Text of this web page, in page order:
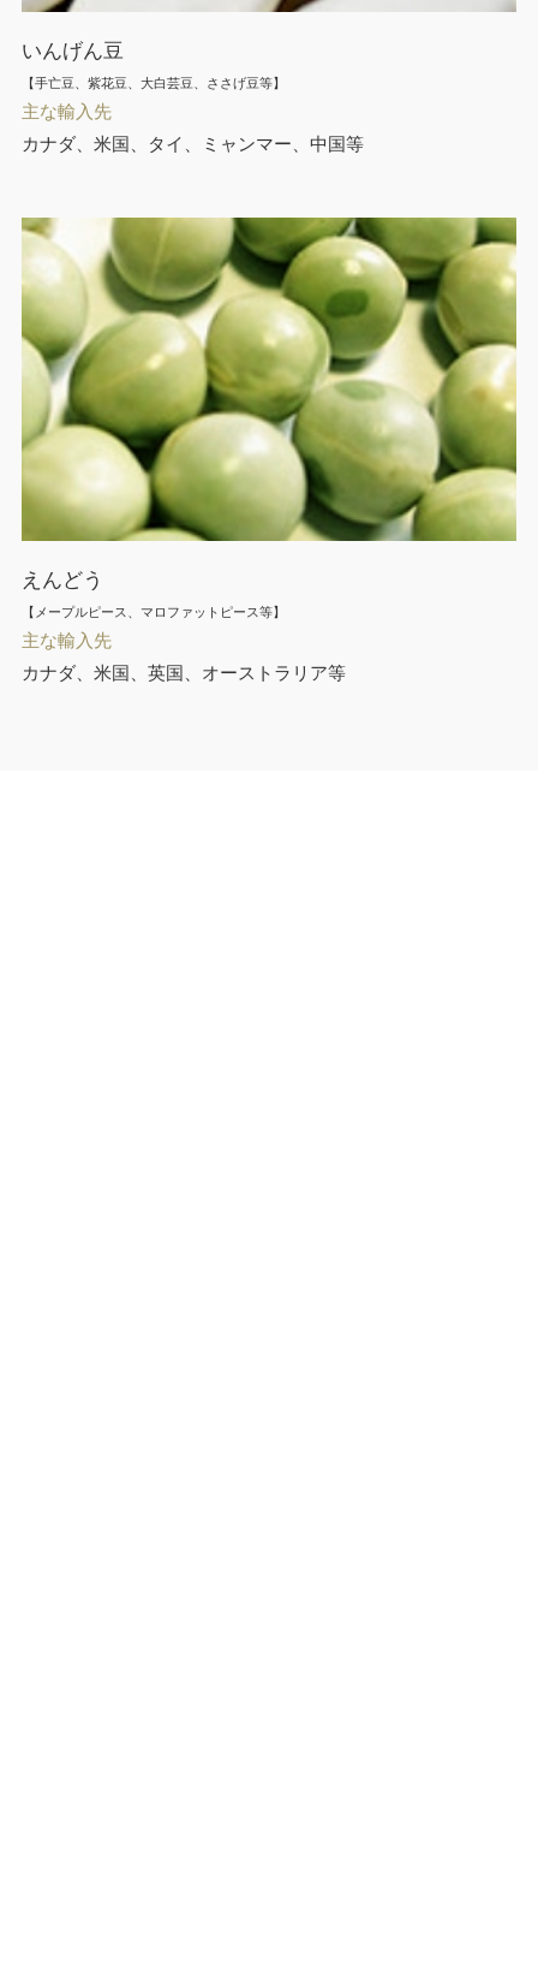
いんげん豆
【手亡豆、紫花豆、大白芸豆、ささげ豆等】
主な輸入先
カナダ、米国、タイ、ミャンマー、中国等
えんどう
【メープルピース、マロファットピース等】
主な輸入先
カナダ、米国、英国、オーストラリア等